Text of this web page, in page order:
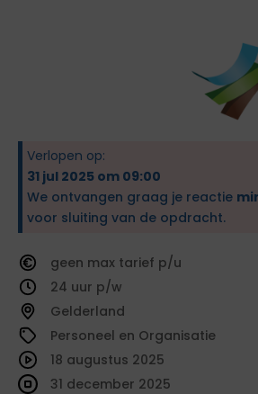
Verlopen op:
31 jul 2025 om 09:00
We ontvangen graag je reactie
voor sluiting van de opdracht.
geen
tarief
24
Gelderland
Personeel en Organisatie
18 augustus 2025
31 december 2025